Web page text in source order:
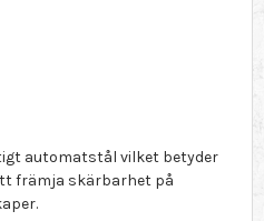
automatstål vilket betyder
främja skärbarhet på